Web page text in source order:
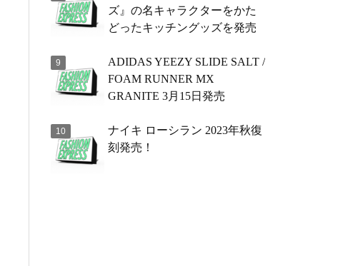
ズ』の名キャラクターをかた
どったキッチングッズを発売
ADIDAS YEEZY SLIDE SALT /
FOAM RUNNER MX
GRANITE 3月15日発売
ナイキ ローシラン 2023年秋復
刻発売！